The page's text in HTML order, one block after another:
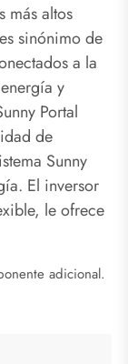
más altos
sinónimo de
a la
y
Portal
de
Sunny
El inversor
le ofrece
adicional.